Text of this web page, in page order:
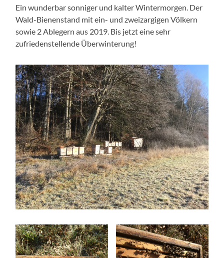
Ein wunderbar sonniger und kalter Wintermorgen. Der
Wald-Bienenstand mit ein- und zweizargigen Völkern
sowie 2 Ablegern aus 2019. Bis jetzt eine sehr
zufriedenstellende Überwinterung!